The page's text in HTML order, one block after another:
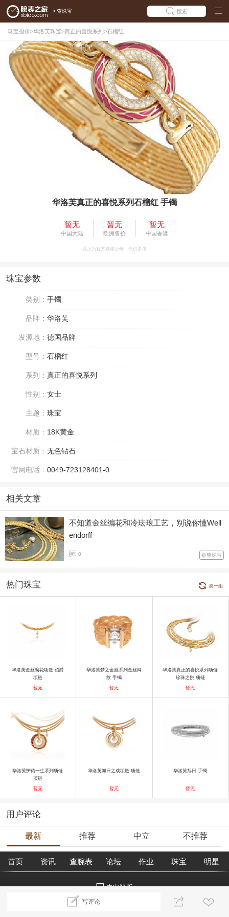
> 查珠宝 搜索
珠宝报价>华洛芙珠宝>真正的喜悦系列 >石榴红
华洛芙真正的喜悦系列石榴红 手镯
暂无
中国大陆
暂无
欧洲售价
暂无
中国香港
以上为官方媒体公价，仅供参考
珠宝参数
类别： 手镯
品牌： 华洛芙
发源地： 德国品牌
型号： 石榴红
系列： 真正的喜悦系列
性别： 女士
主题： 珠宝
材质： 18K黄金
宝石材质： 无色钻石
官网电话： 0049-723128401-0
相关文章
不知道金丝编花和冷珐琅工艺，别说你懂Well
endorff
0 欲望珠宝
热门珠宝 换一组
华洛芙金丝编花项链 伯爵
项链
暂无
华洛芙梦之金丝系列金丝网
纹 手镯
暂无
华洛芙真正的喜悦系列项链
珍珠之悦 项链
暂无
华洛芙护佑一生系列项链
项链
暂无
华洛芙旭日之戏项链 项链
暂无
华洛芙旭日 手镯
暂无
用户评论
最新 推荐 中立 不推荐
写评论
首页 资讯 查腕表 论坛 作业 珠宝 明星
去电脑版
©2018腕表之家 m.xbiao.com